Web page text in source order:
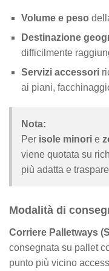
Volume e peso
Destinazione
difficilmente
Servizi accessori
ai piani,
Nota:
Per isole minori e
viene quotata su
più adatta e
Modalità di
Corriere Palletways
consegnata su pallet
punto più vicino